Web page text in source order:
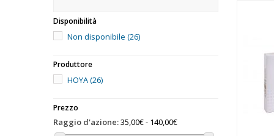
Disponibilità
Non disponibile (26)
Produttore
HOYA(26)
Prezzo
Raggio d'azione:35,00€ - 140,00€